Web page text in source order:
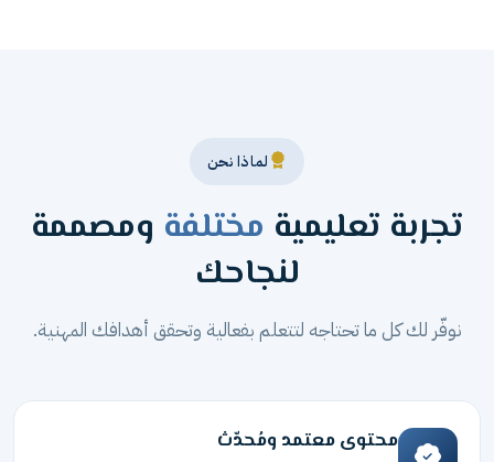
لماذا نحن
تجربة تعليميةمختلفةومصممة
لنجاحك
نوفّر لك كل ما تحتاجه لتتعلم بفعالية وتحقق أهدافك المهنية.
محتوى معتمد ومُحدّث